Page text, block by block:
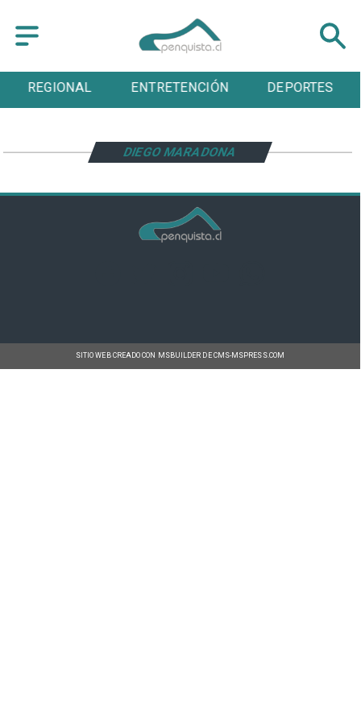
REGIONAL ENTRETENCIÓN DEPORTES
DIEGO MARADONA
SITIO WEB CREADO CON MSBUILDER DE CMS-MSPRESS.COM